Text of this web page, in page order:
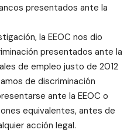
presentados ante la
la EEOC nos dio
presentados ante la
de empleo justo de 2012
de discriminación
ante la EEOC o
equivalentes, antes de
acción legal.